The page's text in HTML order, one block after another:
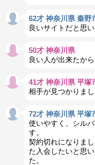
62才 神奈川県 秦野
良いサイトだと思
50才 神奈川県
良い人が出来たから
41才 神奈川県 平塚
相手が見つかりま
72才 神奈川県 平塚
使いやすく、シル
す。
契約切れになりま
た入会したいと思
た。